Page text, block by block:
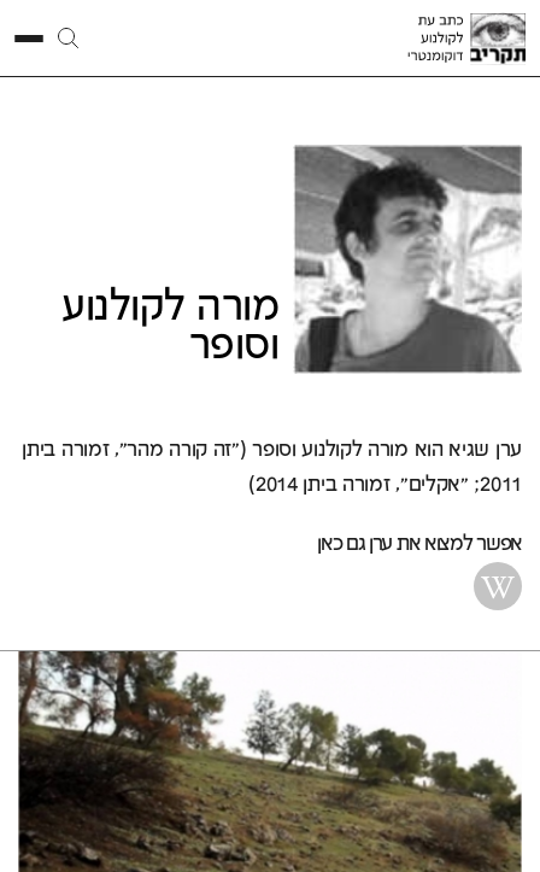
מורה לקולנוע
וסופר
ערן שגיא הוא מורה לקולנוע וסופר ("זה קורה מהר", זמורה ביתן
2011; "אקלים", זמורה ביתן 2014)
אפשר למצוא את ערן גם כאן